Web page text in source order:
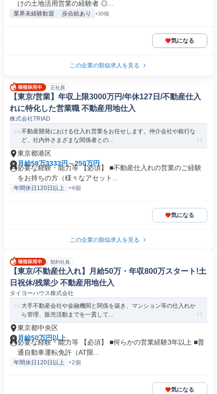
けの土地活用営業の経験者 ◎...
業界未経験歓迎 歩合給あり +30個
気になる
この企業の類似求人を見る
正社員
【東京/営業】年収上限3000万円/年休127日/不動産仕入
れに特化した営業職 不動産用地仕入
株式会社TRIAD
不動産開発における仕入れ営業をお任せします。仲介会社や銀行な
ど、社内外さまざまな関係者との...
東京都港区
月給58万3333円～250万円
必要な経験・能力等 【必須】 ■不動産仕入れの営業のご経験
をお持ちの方（様々なアセット...
年間休日120日以上 +4個
気になる
この企業の類似求人を見る
契約社員
【東京/不動産仕入れ】月給50万・年収800万スタート!土
日祝休/残業少 不動産用地仕入
タイヨーハウス株式会社
大手不動産会社や金融機関と関係を築き、マンション等の仕入れか
ら管理、販売活動までを一貫して...
東京都中央区
月給50万円以上
必要な経験・能力等 【必須】 ■何らかの営業経験3年以上 ■普
通自動車運転免許（AT限...
年間休日120日以上 +2個
気になる